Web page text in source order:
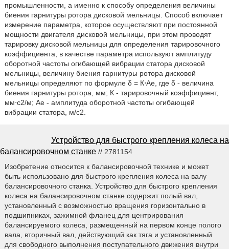
промышленности, а именно к способу определения величины
биения гарнитуры ротора дисковой мельницы. Способ включает
измерение параметра, которое осуществляют при постоянной
мощности двигателя дисковой мельницы, при этом проводят
тарировку дисковой мельницы для определения тарировочного
коэффициента, в качестве параметра используют амплитуду
оборотной частоты огибающей вибрации статора дисковой
мельницы, величину биения гарнитуры ротора дисковой
мельницы определяют по формуле δ = К⋅Ае, где δ - величина
биения гарнитуры ротора, мм; К - тарировочный коэффициент,
мм⋅с2/м; Ае - амплитуда оборотной частоты огибающей
вибрации статора, м/с2.
Устройство для быстрого крепления колеса на
балансировочном станке // 2781154
Изобретение относится к балансировочной технике и может
быть использовано для быстрого крепления колеса на валу
балансировочного станка. Устройство для быстрого крепления
колеса на балансировочном станке содержит полый вал,
установленный с возможностью вращения горизонтально в
подшипниках, зажимной фланец для центрирования
балансируемого колеса, размещенный на первом конце полого
вала, вторичный вал, действующий как тяга и установленный
для свободного выполнения поступательного движения внутри